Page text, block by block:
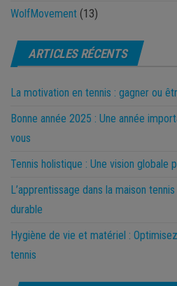
WolfMovement (13)
ARTICLES RÉCENTS
La motivation en tennis : gagner ou
Bonne année 2025 : Une année
vous
Tennis holistique : Une vision globale
L’apprentissage dans la maison
durable
Hygiène de vie et matériel :
tennis